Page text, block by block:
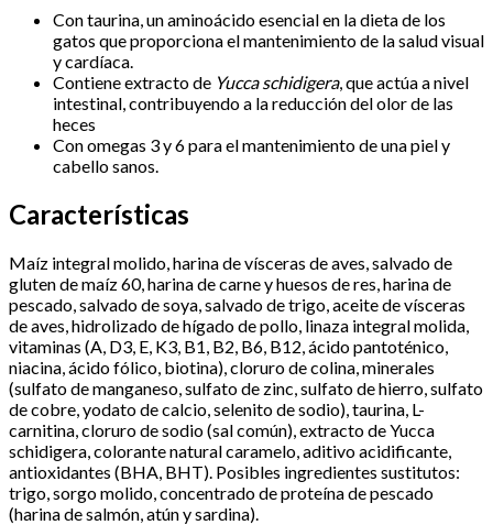
Con taurina, un aminoácido esencial en la dieta de los
gatos que proporciona el mantenimiento de la salud visual
y cardíaca.
Contiene extracto de Yucca schidigera, que actúa a nivel
intestinal, contribuyendo a la reducción del olor de las
heces
Con omegas 3 y 6 para el mantenimiento de una piel y
cabello sanos.
Características
Maíz integral molido, harina de vísceras de aves, salvado de
gluten de maíz 60, harina de carne y huesos de res, harina de
pescado, salvado de soya, salvado de trigo, aceite de vísceras
de aves, hidrolizado de hígado de pollo, linaza integral molida,
vitaminas (A, D3, E, K3, B1, B2, B6, B12, ácido pantoténico,
niacina, ácido fólico, biotina), cloruro de colina, minerales
(sulfato de manganeso, sulfato de zinc, sulfato de hierro, sulfato
de cobre, yodato de calcio, selenito de sodio), taurina, L-
carnitina, cloruro de sodio (sal común), extracto de Yucca
schidigera, colorante natural caramelo, aditivo acidificante,
antioxidantes (BHA, BHT). Posibles ingredientes sustitutos:
trigo, sorgo molido, concentrado de proteína de pescado
(harina de salmón, atún y sardina).